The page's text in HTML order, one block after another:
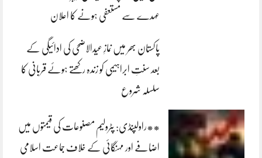
عہدے سے مستعفی ہونے کا اعلان
پاکستان بھر میں نمازِ عیدالاضحی کی ادائیگی کے
بعد سنتِ ابراہیمی کو زندہ رکھتے ہوئے قربانی کا
سلسلہ شروع
**راولپنڈی: پٹرولیم مصنوعات کی قیمتوں میں
اضافے اور مہنگائی کے خلاف جماعت اسلامی